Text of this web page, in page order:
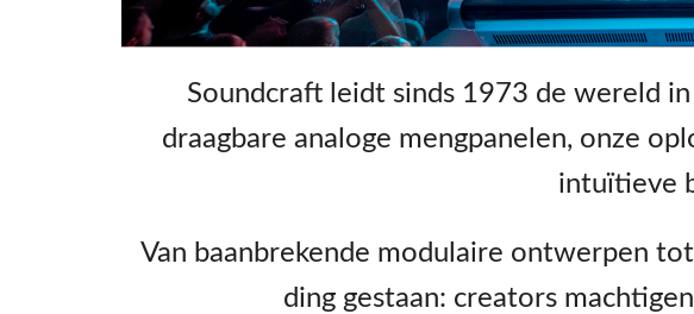
Soundcraft leidt sinds 1973 de wereld
draagbare analoge mengpanelen, onze
intuïtieve
Van baanbrekende modulaire ontwerpen
ding gestaan: creators